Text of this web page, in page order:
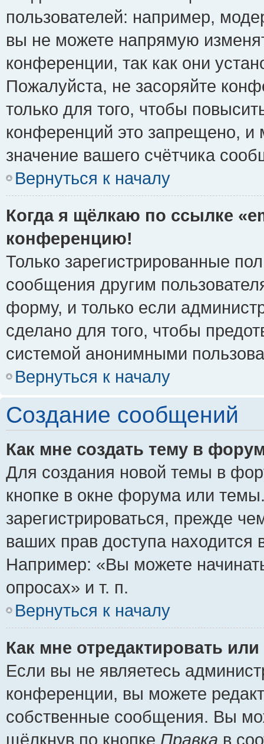
пользователей: например,
вы не можете напрямую
конференции, так как они
Пожалуйста, не засоряйте
только для того, чтобы
конференций это запрещено, и
значение вашего счётчика
Вернуться к началу
Когда я щёлкаю по ссылке
конференцию!
Только зарегистрированные
сообщения другим
форму, и только если
сделано для того, чтобы
системой анонимными
Вернуться к началу
Создание сообщений
Как мне создать тему в
Для создания новой темы в
кнопке в окне форума или
зарегистрироваться, прежде
ваших прав доступа
Например: «Вы можете
опросах» и т. п.
Вернуться к началу
Как мне отредактировать
Если вы не являетесь
конференции, вы можете
собственные сообщения. Вы
щёлкнув по кнопке Правка в